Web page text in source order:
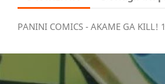
PANINI COMICS - AKAME GA KILL!